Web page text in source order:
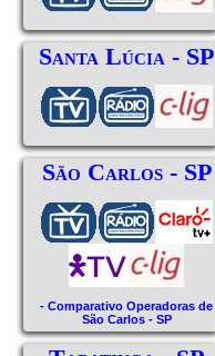
Santa Lúcia - SP
São Carlos - SP
- Comparativo Operadoras de
São Carlos - SP